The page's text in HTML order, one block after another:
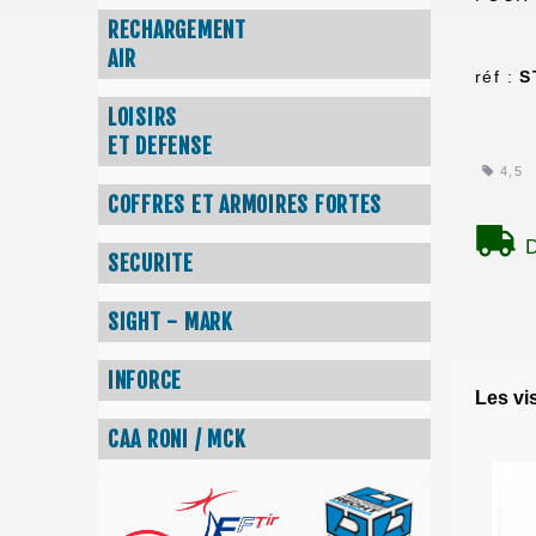
RECHARGEMENT
AIR
LOISIRS
ET DEFENSE
COFFRES ET ARMOIRES FORTES
SECURITE
SIGHT - MARK
INFORCE
CAA RONI / MCK
réf :
4,5
Les